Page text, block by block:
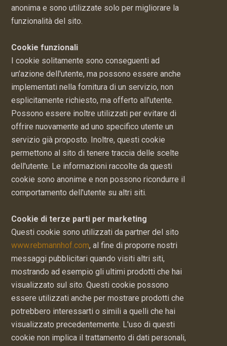
anonima e sono utilizzate solo per migliorare la
funzionalità del sito.
Cookie funzionali
I cookie solitamente sono conseguenti ad
un'azione dell'utente, ma possono essere anche
implementati nella fornitura di un servizio, non
esplicitamente richiesto, ma offerto all'utente.
Possono essere inoltre utilizzati per evitare di
offrire nuovamente ad uno specifico utente un
servizio già proposto. Inoltre, questi cookie
permettono al sito di tenere traccia delle scelte
dell'utente. Le informazioni raccolte da questi
cookie sono anonime e non possono ricondurre il
comportamento dell'utente su altri siti.
Cookie di terze parti per marketing
Questi cookie sono utilizzati da partner del sito
www.rebmannhof.com, al fine di proporre nostri
messaggi pubblicitari quando visiti altri siti,
mostrando ad esempio gli ultimi prodotti che hai
visualizzato sul sito. Questi cookie possono
essere utilizzati anche per mostrare prodotti che
potrebbero interessarti o simili a quelli che hai
visualizzato precedentemente. L'uso di questi
cookie non implica il trattamento di dati personali,